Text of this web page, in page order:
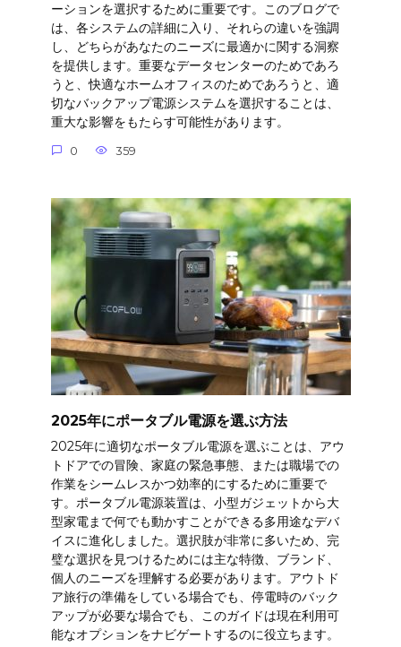
ーションを選択するために重要です。このブログで
は、各システムの詳細に入り、それらの違いを強調
し、どちらがあなたのニーズに最適かに関する洞察
を提供します。重要なデータセンターのためであろ
うと、快適なホームオフィスのためであろうと、適
切なバックアップ電源システムを選択することは、
重大な影響をもたらす可能性があります。
0 359
2025年にポータブル電源を選ぶ方法
2025年に適切なポータブル電源を選ぶことは、アウ
トドアでの冒険、家庭の緊急事態、または職場での
作業をシームレスかつ効率的にするために重要で
す。ポータブル電源装置は、小型ガジェットから大
型家電まで何でも動かすことができる多用途なデバ
イスに進化しました。選択肢が非常に多いため、完
璧な選択を見つけるためには主な特徴、ブランド、
個人のニーズを理解する必要があります。アウトド
ア旅行の準備をしている場合でも、停電時のバック
アップが必要な場合でも、このガイドは現在利用可
能なオプションをナビゲートするのに役立ちます。